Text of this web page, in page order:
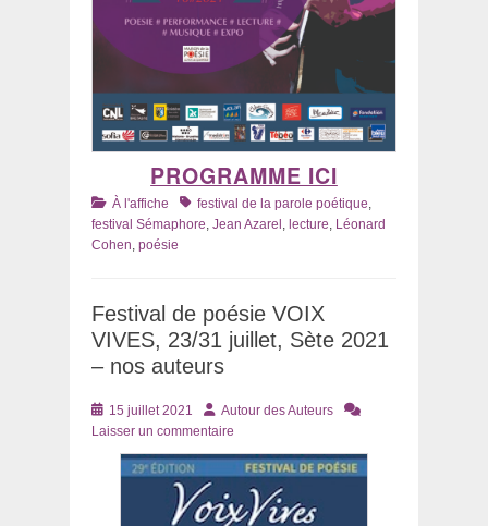
PROGRAMME ICI
Catégories
À l'affiche Tagsfestival de la parole poétique
festival Sémaphore Jean Azarel lecture Léonard
Cohen poésie
Festival de poésie VOIX
VIVES, 23/31 juillet, Sète 2021
– nos auteurs
Posté
le
15 juillet 2021 AuteurAutour des Auteurs
Laisser un commentaire